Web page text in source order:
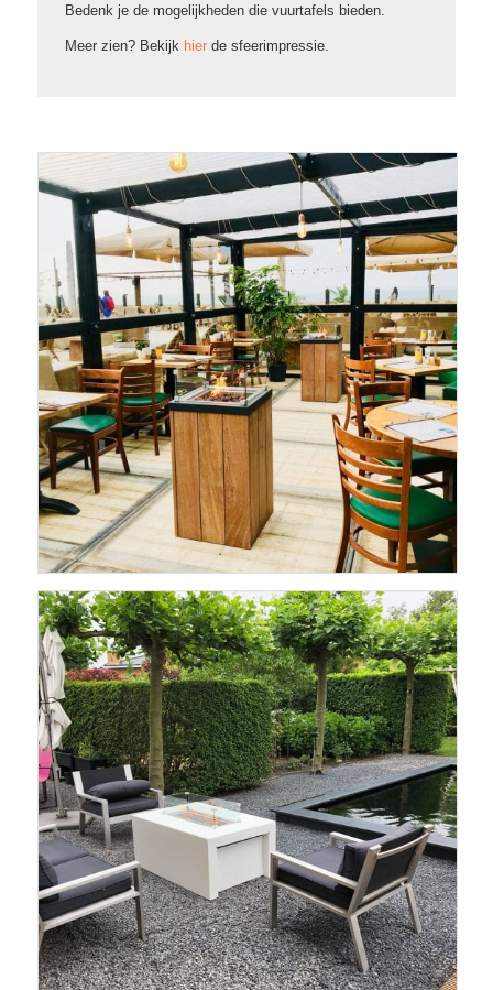
Bedenk je de mogelijkheden die vuurtafels bieden.
Meer zien? Bekijk hierde sfeerimpressie.